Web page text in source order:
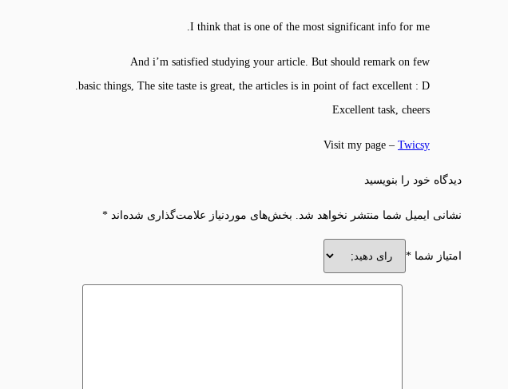
I think that is one of the most significant info for me.
And i’m satisfied studying your article. But should remark on few
basic things, The site taste is great, the articles is in point of fact excellent : D.
Excellent task, cheers
Visit my page – Twicsy
دیدگاه خود را بنویسید
نشانی ایمیل شما منتشر نخواهد شد. بخش‌های موردنیاز علامت‌گذاری شده‌اند *
امتیاز شما *